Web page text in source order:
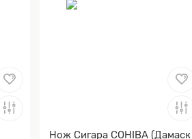
Нож Сигара COHIBA (Дамаск